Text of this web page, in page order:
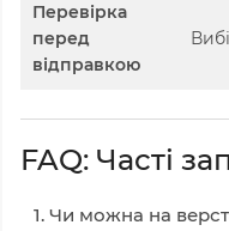
Перевірка
перед
відправкою
FAQ: Часті
Чи можна на